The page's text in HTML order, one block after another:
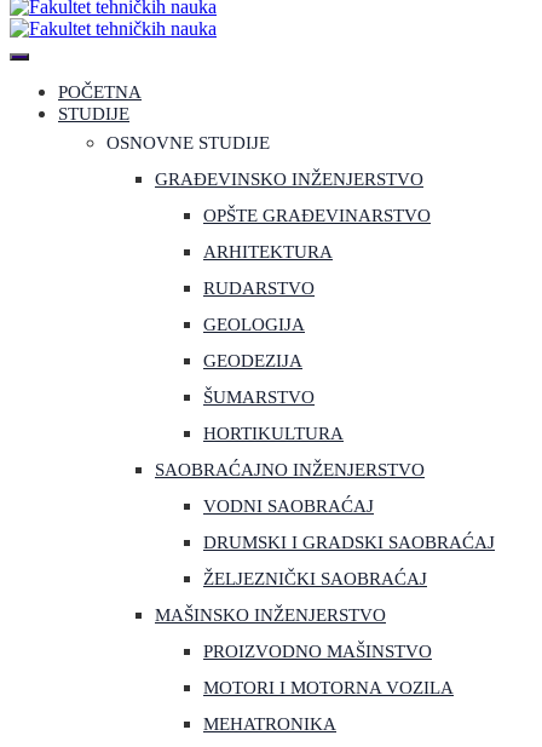
POČETNA
STUDIJE
OSNOVNE STUDIJE
GRAĐEVINSKO INŽENJERSTVO
OPŠTE GRAĐEVINARSTVO
ARHITEKTURA
RUDARSTVO
GEOLOGIJA
GEODEZIJA
ŠUMARSTVO
HORTIKULTURA
SAOBRAĆAJNO INŽENJERSTVO
VODNI SAOBRAĆAJ
DRUMSKI I GRADSKI SAOBRAĆAJ
ŽELJEZNIČKI SAOBRAĆAJ
MAŠINSKO INŽENJERSTVO
PROIZVODNO MAŠINSTVO
MOTORI I MOTORNA VOZILA
MEHATRONIKA